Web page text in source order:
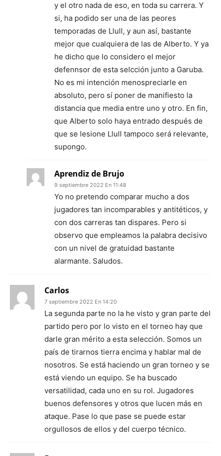
y el otro nada de eso, en toda su carrera. Y
si, ha podido ser una de las peores
temporadas de Llull, y aun así, bastante
mejor que cualquiera de las de Alberto. Y ya
he dicho que lo considero el mejor
defennsor de esta selcción junto a Garuba.
No es mi intención menospreciarle en
absoluto, pero sí poner de manifiesto la
distancia que media entre uno y otro. En fin,
que Alberto solo haya entrado después de
que se lesione Llull tampoco será relevante,
supongo.
Aprendiz de Brujo
9 septiembre 2022 En 11:48
Yo no pretendo comparar mucho a dos
jugadores tan incomparables y antitéticos, y
con dos carreras tan dispares. Pero si
observo que empleamos la palabra decisivo
con un nivel de gratuidad bastante
alarmante. Saludos.
Carlos
7 septiembre 2022 En 14:20
La segunda parte no la he visto y gran parte del
partido pero por lo visto en el torneo hay que
darle gran mérito a esta selección. Somos un
país de tirarnos tierra encima y hablar mal de
nosotros. Se está haciendo un gran torneo y se
está viendo un equipo. Se ha buscado
versatilidad, cada uno en su rol. Jugadores
buenos defensores y otros que lucen más en
ataque. Pase lo que pase se puede estar
orgullosos de ellos y del cuerpo técnico.